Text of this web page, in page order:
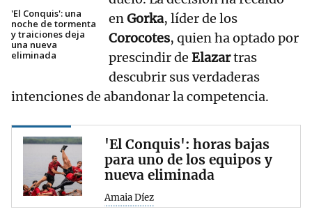
'El Conquis': una
noche de tormenta
y traiciones deja
una nueva
eliminada
enGorka, líder de los
Corocotes, quien ha optado por
prescindir de Elazartras
descubrir sus verdaderas
intenciones de abandonar la competencia.
'El Conquis': horas bajas
para uno de los equipos y
nueva eliminada
Amaia Díez